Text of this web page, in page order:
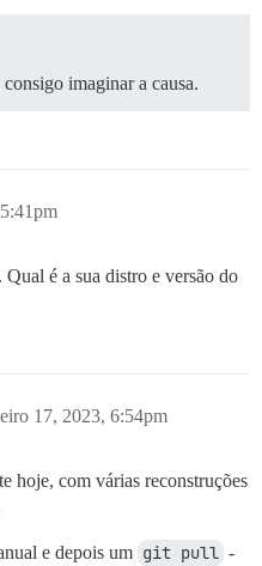
imaginar a causa.
é a sua distro e versão do
17, 2023, 6:54pm
hoje, com várias reconstruções
e depois um git pull -